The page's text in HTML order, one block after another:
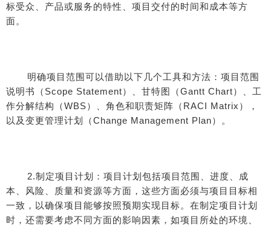
标受众、产品或服务的特性、项目交付的时间和成本等方
面。
明确项目范围可以借助以下几个工具和方法：项目范围
说明书（Scope Statement）、甘特图（Gantt Chart）、工
作分解结构（WBS）、角色和职责矩阵（RACI Matrix），
以及变更管理计划（Change Management Plan）。
2.制定项目计划：项目计划包括项目范围、进度、成
本、风险、质量和资源等方面，这些方面必须与项目目标相
一致，以确保项目能够按照预期实现目标。在制定项目计划
时，还需要考虑不同方面的影响因素，如项目所处的环境、